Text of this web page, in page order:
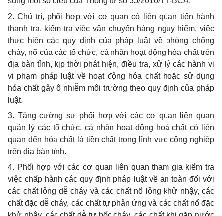
2. Chủ trì, phối hợp với cơ quan có liên quan tiến hành
thanh tra, kiểm tra việc vận chuyển hàng nguy hiểm, việc
thực hiện các quy định của pháp luật về phòng chống
cháy, nổ của các tổ chức, cá nhân hoạt động hóa chất trên
địa bàn tỉnh, kịp thời phát hiện, điều tra, xử lý các hành vi
vi phạm pháp luật về hoạt động hóa chất hoặc sử dụng
hóa chất gây ô nhiễm môi trường theo quy định của pháp
luật.
3. Tăng cường sự phối hợp với các cơ quan liên quan
quản lý các tổ chức, cá nhân hoạt động hoá chất có liên
quan đến hóa chất là tiền chất trong lĩnh vực công nghiệp
trên địa bàn tỉnh.
4. Phối hợp với các cơ quan liên quan tham gia kiểm tra
việc chấp hành các quy định pháp luật về an toàn đối với
các chất lỏng dễ cháy và các chất nổ lỏng khử nhậy, các
chất đặc dễ cháy, các chất tự phản ứng và các chất nổ đặc